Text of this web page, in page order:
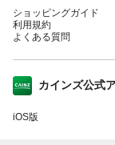
ショッピングガイド
利用規約
よくある質問
カインズ公式
iOS版